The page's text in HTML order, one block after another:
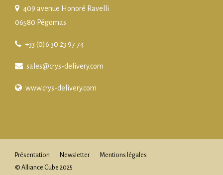
409 avenue Honoré Ravelli
06580 Pégomas
+33 (0)6 30 23 97 74
sales@crys-delivery.com
www.crys-delivery.com
Présentation Newsletter
Mentions légales
© Alliance Cube 2025